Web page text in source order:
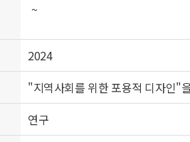
~
2024
"지역사회를 위한 포용적 디자인"
연구